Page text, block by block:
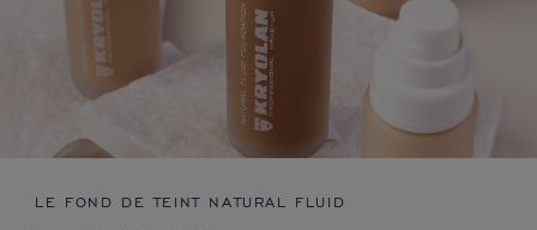
LE FOND DE TEINT NATURAL FLUID